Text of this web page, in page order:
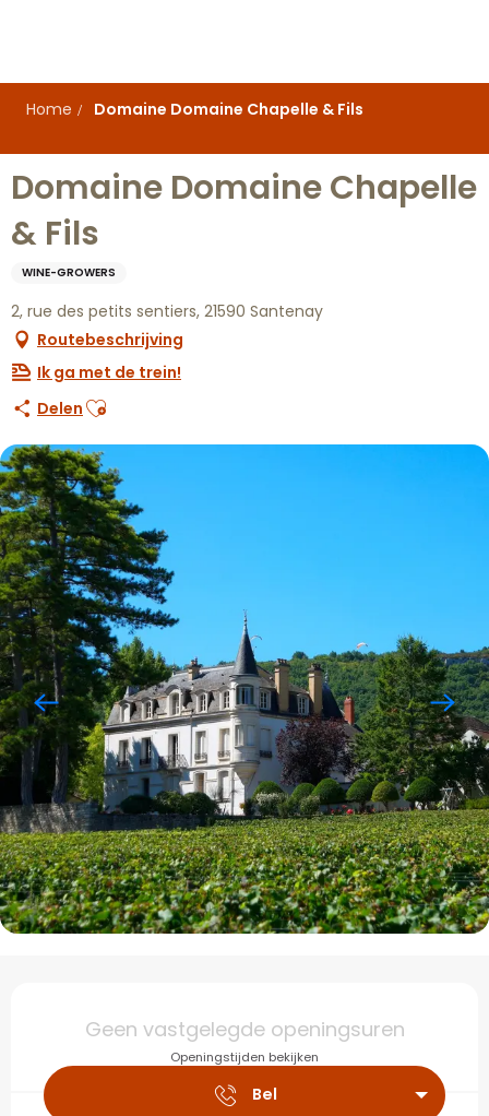
principal
Home
Domaine Domaine Chapelle & Fils
Domaine Domaine Chapelle
& Fils
WINE-GROWERS
2, rue des petits sentiers, 21590 Santenay
Routebeschrijving
Ik ga met de trein!
Delen Ajouter aux favoris
Openingstijden en
Geen vastgelegde openingsuren
Openingstijden bekijken
Bel